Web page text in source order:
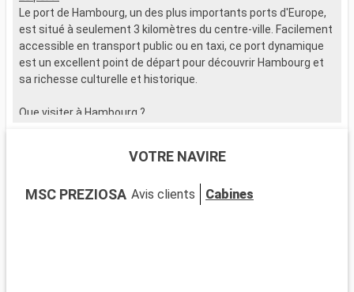
Le port de Hambourg, un des plus importants ports d'Europe,
est situé à seulement 3 kilomètres du centre-ville. Facilement
accessible en transport public ou en taxi, ce port dynamique
est un excellent point de départ pour découvrir Hambourg et
sa richesse culturelle et historique.
Que visiter à Hambourg ?
Découvrez Speicherstadt, un complexe de bâtiments
Admirez la Elbphilharmonie, un joyau architectural moderne.
VOTRE NAVIRE
MSC PREZIOSA Avis clients Cabines